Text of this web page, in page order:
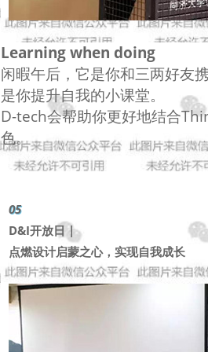
Learning when doing
闲暇午后，它是你和三两好友
是你提升自我的小课堂。
D-tech会帮助你更好地结合
色。
05
D&I开放日 |
点燃设计启蒙之心，实现自我成长